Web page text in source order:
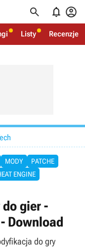
  
Listy Recenzje
MODY
PATCHE
ENGINE
gier -
Download
do gry